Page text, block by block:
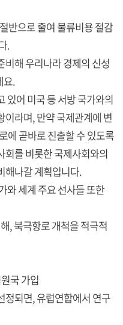
반으로 줄여 물류비용 절감
.
비해 우리나라 경제의 신성
요.
있어 미국 등 서방 국가와의
이라며, 만약 국제관계에 변
에 곧바로 진출할 수 있도록
회를 비롯한 국제사회와의
해나갈 계획입니다.
와 세계 주요 선사들 또한
, 북극항로 개척을 적극적
국 가입
정되면, 유럽연합에서 연구